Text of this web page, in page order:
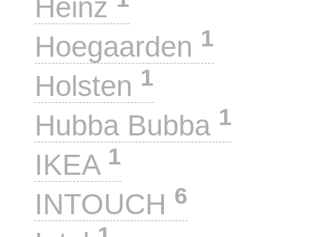
Heinz
Hoegaarden 1
Holsten 1
Hubba Bubba 1
IKEA 1
INTOUCH 6